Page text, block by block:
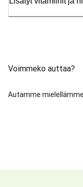
Voimmeko auttaa?
Autamme